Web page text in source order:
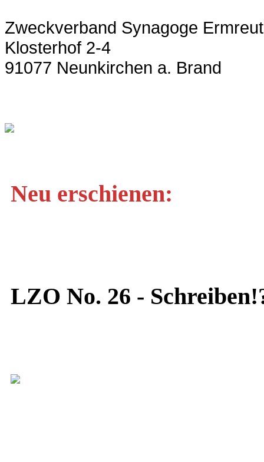
Zweckverband Synagoge
Klosterhof 2-4
91077 Neunkirchen a. Brand
Neu erschienen:
LZO No. 26 -